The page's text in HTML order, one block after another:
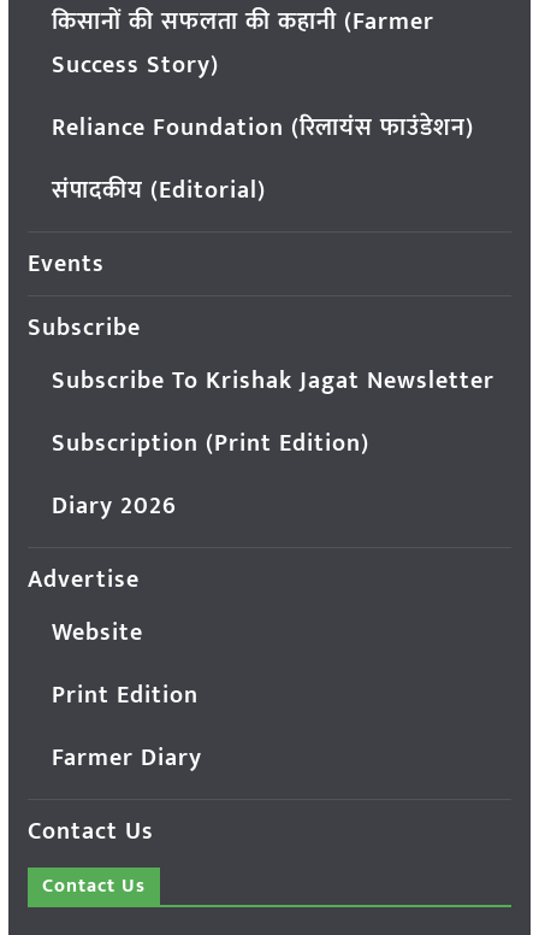
किसानों की सफलता की कहानी (Farmer
Success Story)
Reliance Foundation (रिलायंस फाउंडेशन)
संपादकीय (Editorial)
Events
Subscribe
Subscribe To Krishak Jagat Newsletter
Subscription (Print Edition)
Diary 2026
Advertise
Website
Print Edition
Farmer Diary
Contact Us
Contact Us